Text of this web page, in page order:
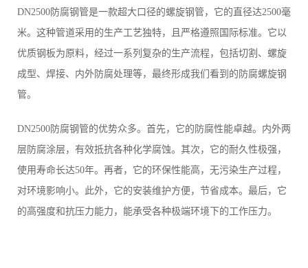
DN2500防腐钢管是一款超大口径的螺旋钢管，它的直径达2500毫
米。这种管道采用的生产工艺独特，且严格遵照国际标准。它以
优质钢板为原料，经过一系列复杂的生产流程，包括切割、螺旋
成型、焊接、内外防腐处理等，最终形成我们看到的防腐螺旋钢
管。
DN2500防腐钢管的优势众多。首先，它的防腐性能卓越。内外两
层防腐涂层，有效抵抗各种化学腐蚀。其次，它的耐久性极强，
使用寿命长达50年。再者，它的环保性能高，无污染生产过程，
对环境影响小。此外，它的安装维护方便，节省成本。最后，它
的高强度和抗压力能力，能承受各种极端环境下的工作压力。